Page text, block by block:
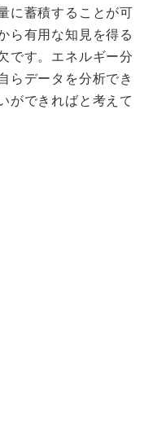
に蓄積することが可
ら有用な知見を得る
です。エネルギー分
らデータを分析でき
ができればと考えて